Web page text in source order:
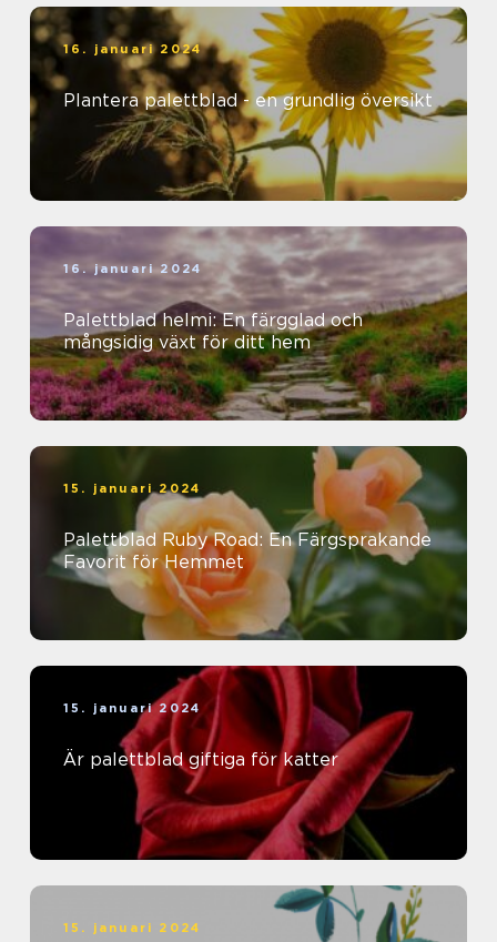
16. januari 2024
Plantera palettblad - en grundlig översikt
16. januari 2024
Palettblad helmi: En färgglad och
mångsidig växt för ditt hem
15. januari 2024
Palettblad Ruby Road: En Färgsprakande
Favorit för Hemmet
15. januari 2024
Är palettblad giftiga för katter
15. januari 2024